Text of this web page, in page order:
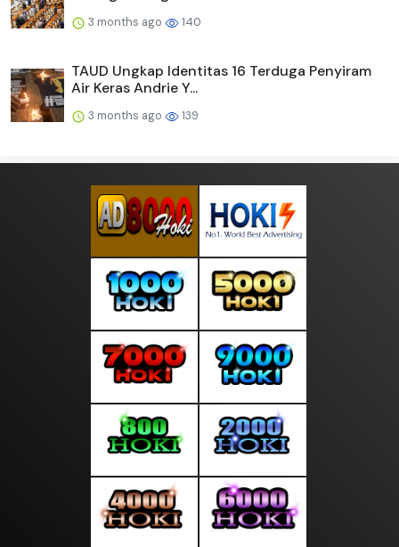
3 months ago 140
TAUD Ungkap Identitas 16 Terduga Penyiram
Air Keras Andrie Y...
3 months ago 139